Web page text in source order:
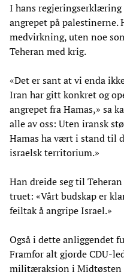
I hans regjeringserklæring
angrepet på palestinerne.
medvirkning, uten noe
Teheran med krig.
«Det er sant at vi enda
Iran har gitt konkret og
angrepet fra Hamas,» sa
alle av oss: Uten iransk
Hamas ha vært i stand til
israelsk territorium.»
Han dreide seg til
truet: «Vårt budskap er
feiltak å angripe Israel.»
Også i dette anliggendet
Framfor alt gjorde CDU-
militæraksjon i Midtøsten